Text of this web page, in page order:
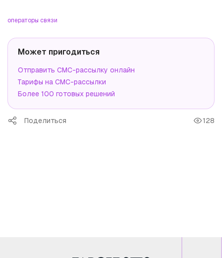
операторы связи
Может пригодиться
Отправить СМС-рассылку онлайн
Тарифы на СМС-рассылки
Более 100 готовых решений
Поделиться 128